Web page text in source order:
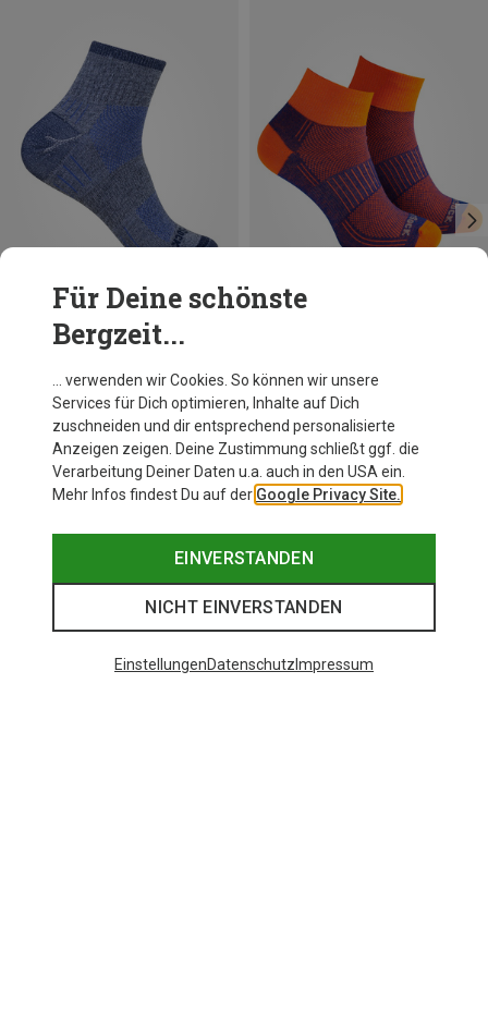
Du sparst 23%
Wrightsock
Coolmesh II Quarter Socken
21,95 €
Für Deine schönste
Bergzeit...
… verwenden wir Cookies. So können wir unsere
Services für Dich optimieren, Inhalte auf Dich
zuschneiden und dir entsprechend personalisierte
Anzeigen zeigen. Deine Zustimmung schließt ggf. die
Verarbeitung Deiner Daten u.a. auch in den USA ein.
Mehr Infos findest Du auf der Google Privacy Site.
EINVERSTANDEN
NICHT EINVERSTANDEN
EinstellungenDatenschutz Impressum